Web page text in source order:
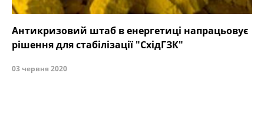
Антикризовий штаб в енергетиці напрацьовує
рішення для стабілізації "СхідГЗК"
03 червня 2020